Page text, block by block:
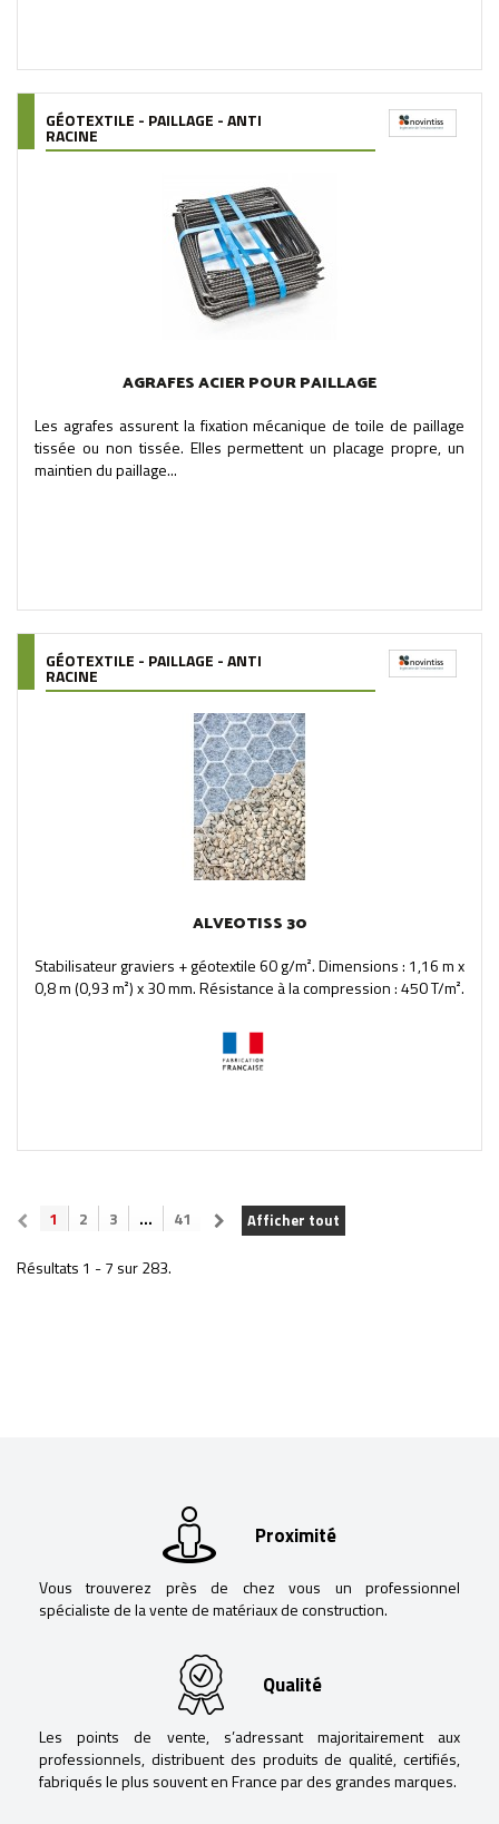
GÉOTEXTILE - PAILLAGE - ANTI
RACINE
AGRAFES ACIER POUR PAILLAGE
Les agrafes assurent la fixation mécanique de toile de paillage
tissée ou non tissée. Elles permettent un placage propre, un
maintien du paillage...
GÉOTEXTILE - PAILLAGE - ANTI
RACINE
ALVEOTISS 30
Stabilisateur graviers + géotextile 60 g/m². Dimensions : 1,16 m x
0,8 m (0,93 m²) x 30 mm. Résistance à la compression : 450 T/m².
Afficher tout
1 2 3 ... 41
Résultats 1 - 7 sur 283.
Proximité
Vous trouverez près de chez vous un professionnel
spécialiste de la vente de matériaux de construction.
Qualité
Les points de vente, s’adressant majoritairement aux
professionnels, distribuent des produits de qualité, certifiés,
fabriqués le plus souvent en France par des grandes marques.